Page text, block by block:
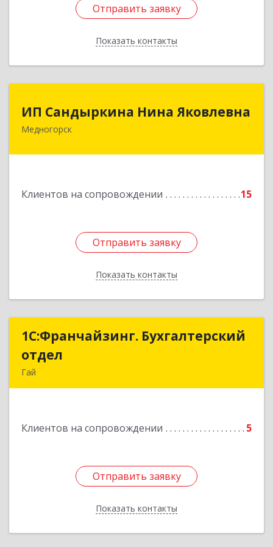
Отправить заявку
Показать контакты
Отправить заявку
Назад
ИП Сандыркина Нина Яковлевна
Медногорск
Клиентов на сопровождении 15
Отправить заявку
Показать контакты
462270, Оренбургская обл, Медногорск г,
Отправить заявку
Назад
1С:Франчайзинг. Бухгалтерский
отдел
Гай
Клиентов на сопровождении 5
Отправить заявку
Показать контакты
1С:Франчайзинг. Бухгалтерский
Подробнее
Отправить заявку
Назад